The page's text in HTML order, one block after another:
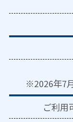
※2026年7
ご利用